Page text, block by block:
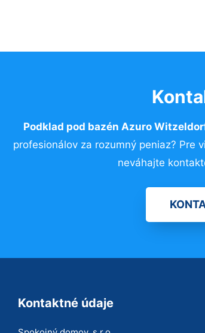
Podklad pod bazén Azuro
profesionálov za rozumný peniaz? Pre
neváhajte
Kontaktné údaje